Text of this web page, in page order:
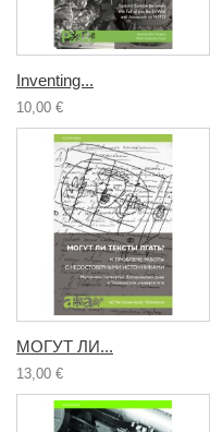
Inventing...
10,00 €
МОГУТ ЛИ...
13,00 €